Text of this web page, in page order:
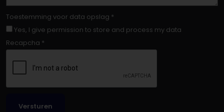
Toestemming voor data opslag *
Yes, I give permission to store and process my data
Recapcha *
Versturen